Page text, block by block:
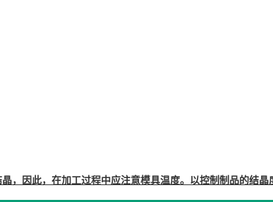
，因此，在加工过程中应注意模具温度。以控制制品的结